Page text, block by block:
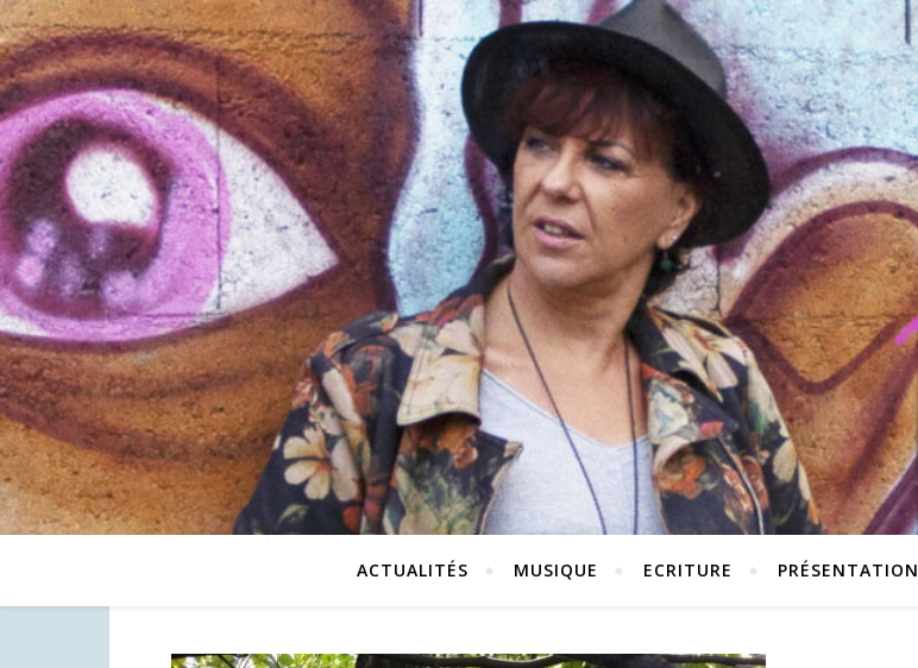
ACTUALITÉS MUSIQUE ECRITURE PRÉSENTATION